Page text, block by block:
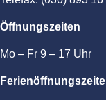
Öffnungszeiten
Mo – Fr 9 – 17 Uhr